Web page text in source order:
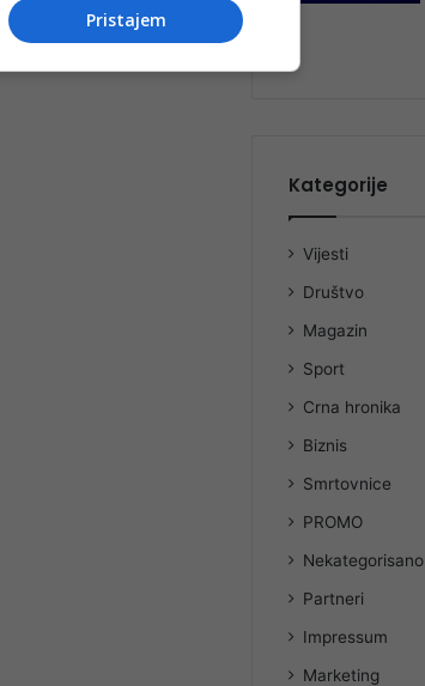
Kategorije
Vijesti
Društvo
Magazin
Sport
Crna hronika
Biznis
Smrtovnice
PROMO
Nekategorisano
Partneri
Impressum
Marketing
Pristajem